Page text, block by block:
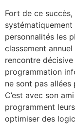
Fort de ce
systématiquement
personnalités les
classement
rencontre
programmation
ne sont pas allées
C’est avec son
programment
optimiser des